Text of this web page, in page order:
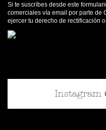
Si te suscríbes desde este
comerciales vía email por parte de
ejercer tu derecho de rectificación
Instagram